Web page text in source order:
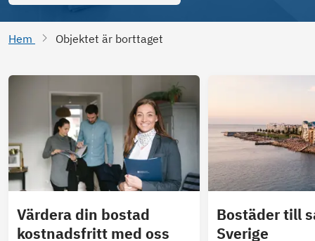
Hem Objektet är borttaget
Värdera din bostad
kostnadsfritt med oss
Bostäder till
Sverige